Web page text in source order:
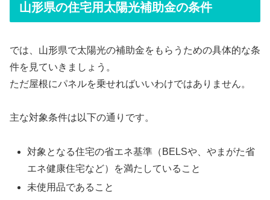
山形県の住宅用太陽光補助金の条件
では、山形県で太陽光の補助金をもらうための具体的な条
件を見ていきましょう。
ただ屋根にパネルを乗せればいいわけではありません。
主な対象条件は以下の通りです。
対象となる住宅の省エネ基準（BELSや、やまがた省
エネ健康住宅など）を満たしていること
未使用品であること